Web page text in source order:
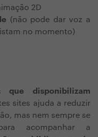
2D
(não pode dar voz a
no momento)
que disponibilizam
sites ajuda a reduzir
mas nem sempre se
acompanhar a